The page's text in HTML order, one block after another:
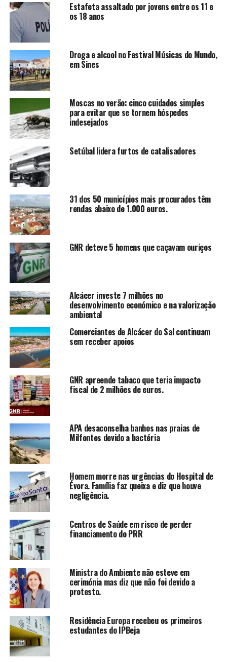
Estafeta assaltado por jovens entre os 11 e
os 18 anos
Droga e alcool no Festival Músicas do Mundo,
em Sines
Moscas no verão: cinco cuidados simples
para evitar que se tornem hóspedes
indesejados
Setúbal lidera furtos de catalisadores
31 dos 50 municípios mais procurados têm
rendas abaixo de 1.000 euros.
GNR deteve 5 homens que caçavam ouriços
Alcácer investe 7 milhões no
desenvolvimento económico e na valorização
ambiental
Comerciantes de Alcácer do Sal continuam
sem receber apoios
GNR apreende tabaco que teria impacto
fiscal de 2 milhões de euros.
APA desaconselha banhos nas praias de
Milfontes devido a bactéria
Homem morre nas urgências do Hospital de
Évora. Família faz queixa e diz que houve
negligência.
Centros de Saúde em risco de perder
financiamento do PRR
Ministra do Ambiente não esteve em
cerimónia mas diz que não foi devido a
protesto.
Residência Europa recebeu os primeiros
estudantes do IPBeja